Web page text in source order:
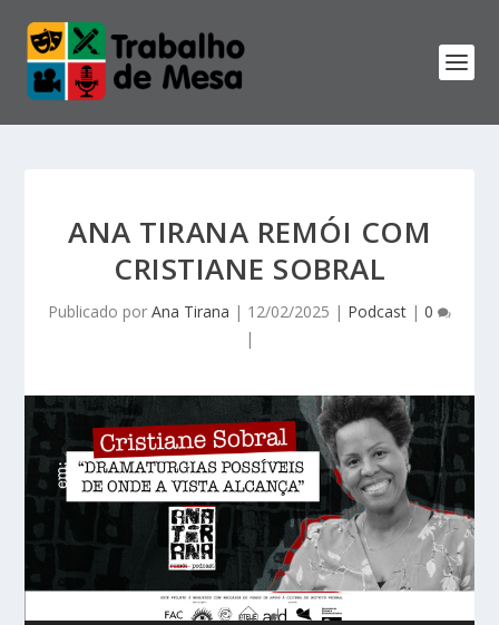
ANA TIRANA REMÓI COM
CRISTIANE SOBRAL
Publicado por Ana Tirana | 12/02/2025 | Podcast | 0
|